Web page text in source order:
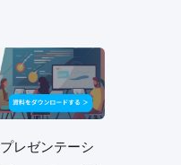
レゼンテーシ